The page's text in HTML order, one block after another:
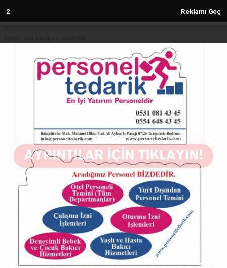
2 Reklamı Geç
Anasayfa SPOR
Fenerbahçe'den Mourinho'nun
İfadesiyle İlgili Açıklama: "Irkçılıkla
İlişkilendirilemez"
SPOR
25.02.2025 - 16:39, Güncelleme: 25.02.2025 - 16:39
12071+ kez okundu.
Fenerbahçe'den Mourinho'nun İfadesiyle İlgili
Açıklama: "Irkçılıkla İlişkilendirilemez"
ABONE OL